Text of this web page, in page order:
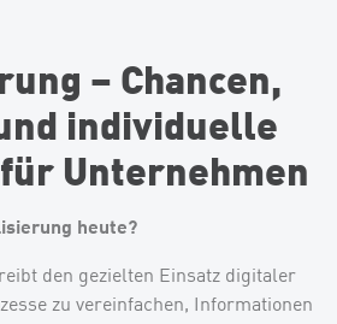
– Chancen,
individuelle
Unternehmen
heute?
den gezielten Einsatz digitaler
zu vereinfachen, Informationen